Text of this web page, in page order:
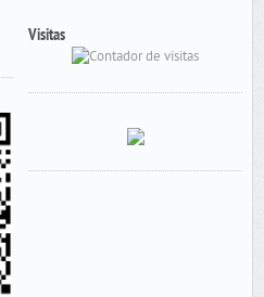
Visitas